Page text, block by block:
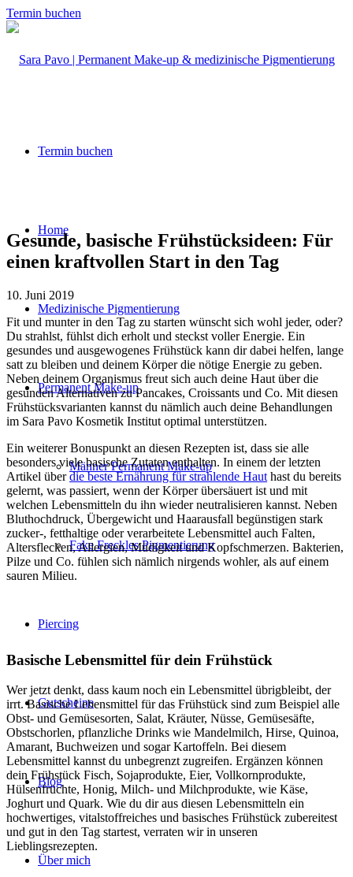
Termin buchen
Termin buchen
Home
Medizinische Pigmentierung
Permanent Make-up
Männer Permanent Make-up
Fake Freckles Pigmentierung
Piercing
Gutscheine
Blog
Über mich
Gesunde, basische Frühstücksideen: Für
einen kraftvollen Start in den Tag
10. Juni 2019
Fit und munter in den Tag zu starten wünscht sich wohl jeder, oder?
Du strahlst, fühlst dich erholt und steckst voller Energie. Ein
gesundes und ausgewogenes Frühstück kann dir dabei helfen, lange
satt zu bleiben und deinem Körper die nötige Energie zu geben.
Neben deinem Organismus freut sich auch deine Haut über die
gesunden Alternativen zu Pancakes, Croissants und Co. Mit diesen
Frühstücksvarianten kannst du nämlich auch deine Behandlungen
im Sara Pavo Kosmetik Institut optimal unterstützen.
Ein weiterer Bonuspunkt an diesen Rezepten ist, dass sie alle
besonders viele basische Zutaten enthalten. In einem der letzten
Artikel überdie beste Ernährung für strahlende Haut hast du bereits
gelernt, was passiert, wenn der Körper übersäuert ist und mit
welchen Lebensmitteln du ihn wieder neutralisieren kannst. Neben
Bluthochdruck, Übergewicht und Haarausfall begünstigen stark
zucker-, fetthaltige oder verarbeitete Lebensmittel auch Falten,
Altersflecken, Allergien, Müdigkeit und Kopfschmerzen. Bakterien,
Pilze und Co. fühlen sich nämlich nirgends wohler, als auf einem
sauren Milieu.
Basische Lebensmittel für dein Frühstück
Wer jetzt denkt, dass kaum noch ein Lebensmittel übrigbleibt, der
irrt. Basische Lebensmittel für das Frühstück sind zum Beispiel alle
Obst- und Gemüsesorten, Salat, Kräuter, Nüsse, Gemüsesäfte,
Obstschorlen, pflanzliche Drinks wie Mandelmilch, Hirse, Quinoa,
Amarant, Buchweizen und sogar Kartoffeln. Bei diesem
Lebensmittel kannst du unbegrenzt zugreifen. Ergänzen können
dein Frühstück Fisch, Sojaprodukte, Eier, Vollkornprodukte,
Hülsenfrüchte, Honig, Milch- und Milchprodukte, wie Käse,
Joghurt und Quark. Wie du dir aus diesen Lebensmitteln ein
hochwertiges, vitalstoffreiches und basisches Frühstück zubereitest
und gut in den Tag startest, verraten wir in unseren
Lieblingsrezepten.